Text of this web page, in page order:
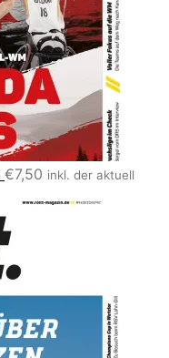
€7,50 inkl. der aktuell